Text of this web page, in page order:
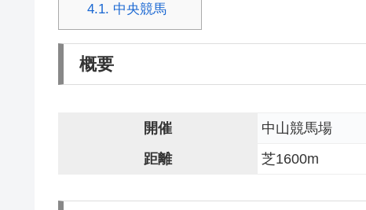
4.1. 中央競馬
概要
開催
中山競馬場
距離
芝1600m